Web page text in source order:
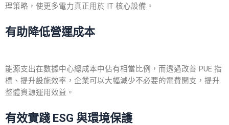
理策略，使更多電力真正用於 IT 核心設備。
有助降低營運成本
能源支出在數據中心總成本中佔有相當比例，而透過改善 PUE 指
標、提升設施效率，企業可以大幅減少不必要的電費開支，提升
整體資源運用效益。
有效實踐 ESG 與環境保護